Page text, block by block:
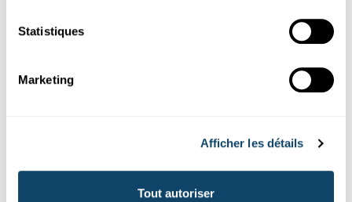
Statistiques
Marketing
Afficher les détails
Tout autoriser